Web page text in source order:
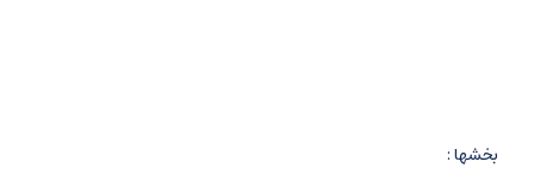
رنگ خاکستریبخشها :